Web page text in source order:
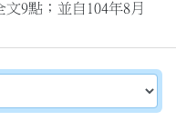
9點；並自104年8月